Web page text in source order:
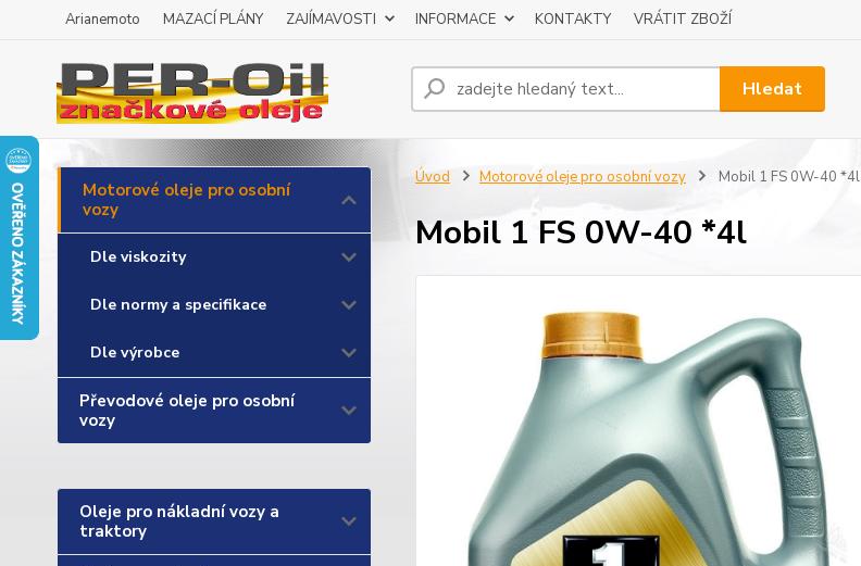
Arianemoto MAZACÍ PLÁNY ZAJÍMAVOSTI INFORMACE KONTAKTY VRÁTIT ZBOŽÍ
Hledat
Motorové oleje pro osobní
vozy
Dle viskozity
Dle normy a specifikace
Dle výrobce
Převodové oleje pro osobní
vozy
Oleje pro nákladní vozy a
traktory
Úvod Motorové oleje pro osobní vozy Mobil 1 FS 0W-40 *4l
Mobil 1 FS 0W-40 *4l